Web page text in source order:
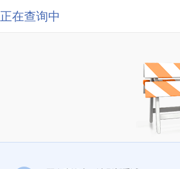
正在查询中